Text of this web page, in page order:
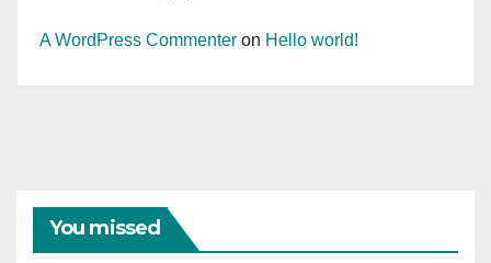
A WordPress Commenter on Hello world!
You missed